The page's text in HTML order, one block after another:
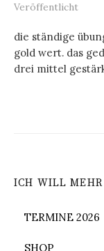
Veröffentlicht
die ständige
gold wert. das
drei mittel
ICH WILL MEHR
TERMINE 2026
SHOP